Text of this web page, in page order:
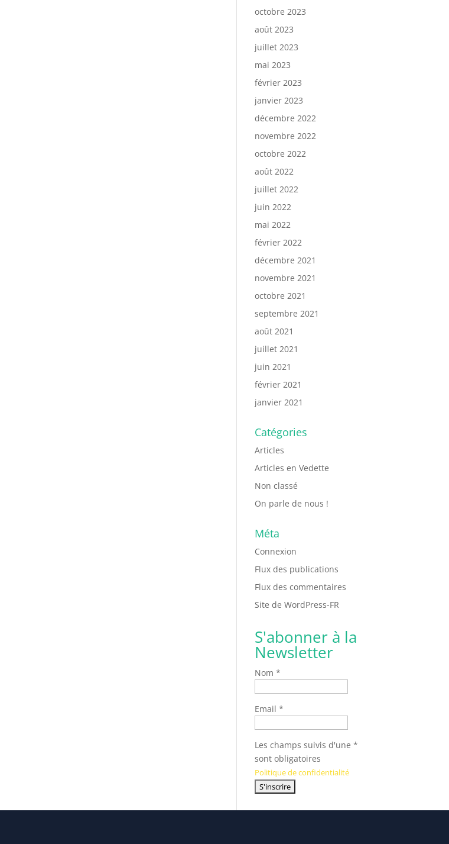
octobre 2023
août 2023
juillet 2023
mai 2023
février 2023
janvier 2023
décembre 2022
novembre 2022
octobre 2022
août 2022
juillet 2022
juin 2022
mai 2022
février 2022
décembre 2021
novembre 2021
octobre 2021
septembre 2021
août 2021
juillet 2021
juin 2021
février 2021
janvier 2021
Catégories
Articles
Articles en Vedette
Non classé
On parle de nous !
Méta
Connexion
Flux des publications
Flux des commentaires
Site de WordPress-FR
S'abonner à la
Newsletter
Nom *
Email *
Les champs suivis d'une *
sont obligatoires
Politique de confidentialité